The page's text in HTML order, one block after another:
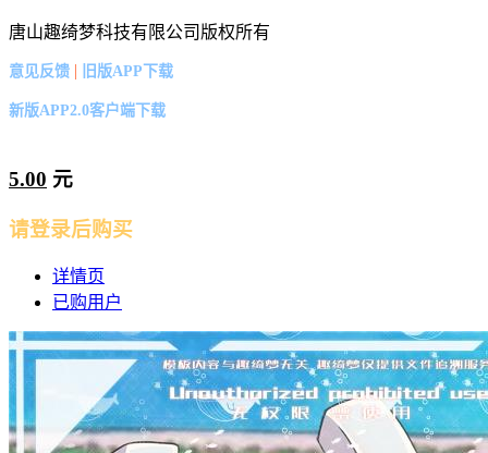
唐山趣绮梦科技有限公司版权所有
意见反馈 | 旧版APP下载
新版APP2.0客户端下载
5.00 元
请登录后购买
详情页
已购用户